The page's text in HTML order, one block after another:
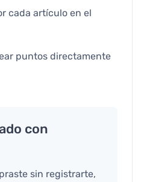
cada artículo en el
puntos directamente
con
sin registrarte,